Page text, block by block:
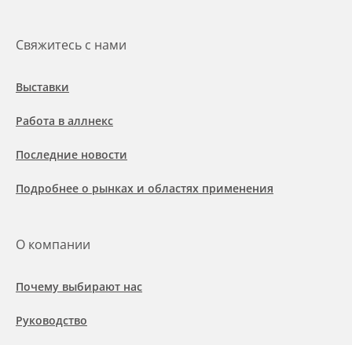
Свяжитесь с нами
Выставки
Работа в аллнекс
Последние новости
Подробнее о рынках и областях применения
О компании
Почему выбирают нас
Руководство